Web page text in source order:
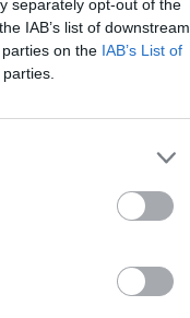
separately opt-out of the
IAB’s list of downstream
on the IAB’s List of
€